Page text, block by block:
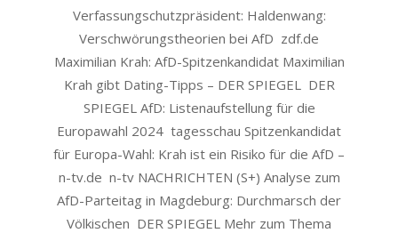
Verfassungschutzpräsident: Haldenwang:
Verschwörungstheorien bei AfD zdf.de
Maximilian Krah: AfD-Spitzenkandidat Maximilian
Krah gibt Dating-Tipps – DER SPIEGEL DER
SPIEGEL AfD: Listenaufstellung für die
Europawahl 2024 tagesschau Spitzenkandidat
für Europa-Wahl: Krah ist ein Risiko für die AfD –
n-tv.de n-tv NACHRICHTEN (S+) Analyse zum
AfD-Parteitag in Magdeburg: Durchmarsch der
Völkischen DER SPIEGEL Mehr zum Thema